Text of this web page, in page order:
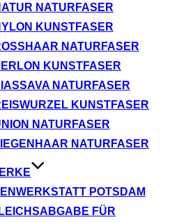
NATURFASER
KUNSTFASER
NATURFASER
KUNSTFASER
NATURFASER
KUNSTFASER
NATURFASER
NATURFASER
POTSDAM
FÜR